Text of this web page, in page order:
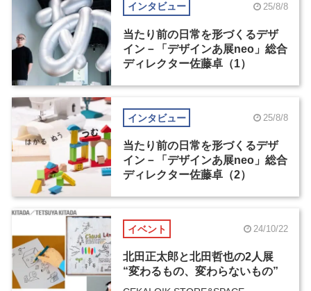
インタビュー 25/8/8
当たり前の日常を形づくるデザ
イン－「デザインあ展neo」総合
ディレクター佐藤卓（1）
インタビュー 25/8/8
当たり前の日常を形づくるデザ
イン－「デザインあ展neo」総合
ディレクター佐藤卓（2）
イベント 24/10/22
北田正太郎と北田哲也の2人展
“変わるもの、変わらないもの”